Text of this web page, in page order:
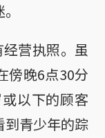
营执照。虽
傍晚6点30分
以下的顾客
到青少年的踪